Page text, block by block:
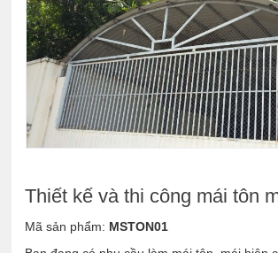
Thiết kế và thi công mái tôn
Mã sản phẩm: MSTON01